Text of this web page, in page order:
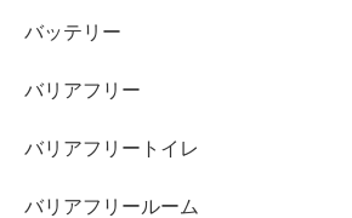
バッテリー
バリアフリー
バリアフリートイレ
バリアフリールーム